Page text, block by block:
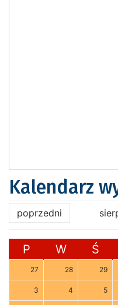
Kalendarz
poprzedni
P W Ś
27 28 29
3 4 5